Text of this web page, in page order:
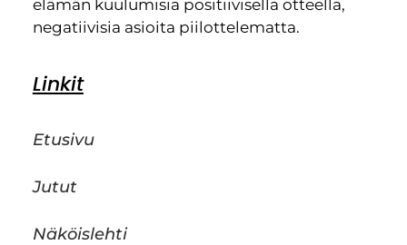
elämän kuulumisia positiivisella otteella,
negatiivisia asioita piilottelematta.
Linkit
Etusivu
Jutut
Näköislehti